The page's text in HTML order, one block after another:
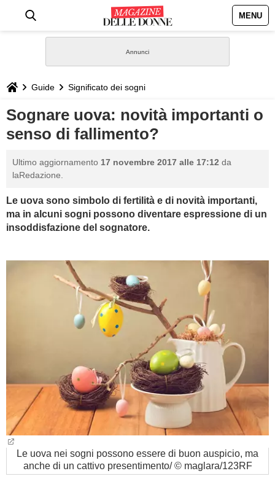
MENU
STILE
BIOGRAFIE
DEFINIZIONI
GASTRONOMIA
FORUM
Guide Significato dei sogni
Sognare uova: novità importanti o
senso di fallimento?
Ultimo aggiornamento 17 novembre 2017 alle 17:12 da
laRedazione.
Le uova sono simbolo di fertilità e di novità importanti,
ma in alcuni sogni possono diventare espressione di un
insoddisfazione del sognatore.
Le uova nei sogni possono essere di buon auspicio, ma
anche di un cattivo presentimento/ © maglara/123RF